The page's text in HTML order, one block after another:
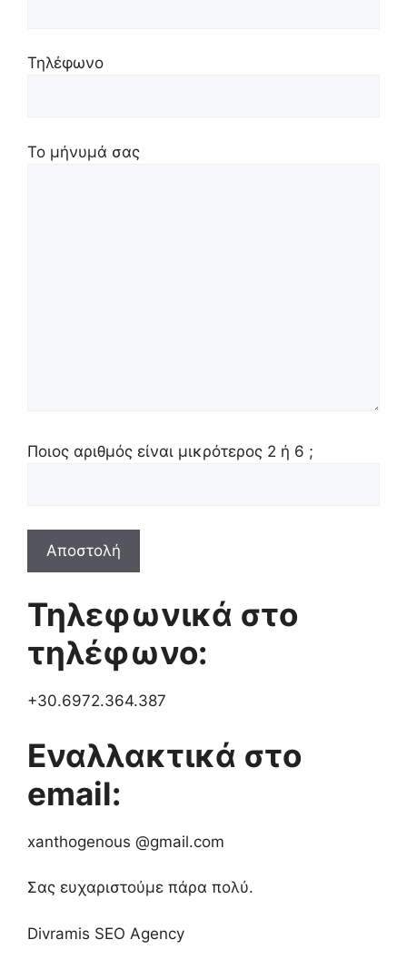
Τηλέφωνο
Το μήνυμά σας
Ποιος αριθμός είναι μικρότερος 2 ή 6 ;
Τηλεφωνικά στο
τηλέφωνο:
+30.6972.364.387
Εναλλακτικά στο
email:
xanthogenous @gmail.com
Σας ευχαριστούμε πάρα πολύ.
Divramis SEO Agency